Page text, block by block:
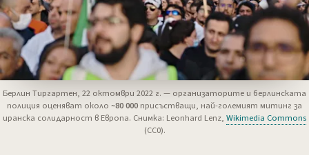
Берлин Тиргартен, 22 октомври 2022 г. — организаторите и берлинската
полиция оценяват около ~80 000 присъстващи, най-големият митинг за
иранска солидарност в Европа. Снимка: Leonhard Lenz, Wikimedia Commons
(CC0).